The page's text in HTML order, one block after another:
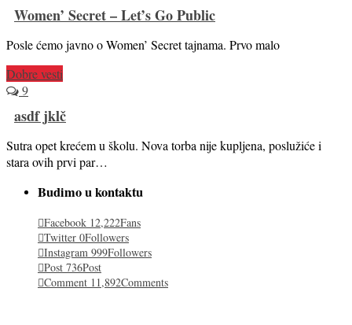
Women’ Secret – Let’s Go Public
Posle ćemo javno o Women’ Secret tajnama. Prvo malo
Dobre vesti
9
asdf jklč
Sutra opet krećem u školu. Nova torba nije kupljena, poslužiće i
stara ovih prvi par…
Budimo u kontaktu
Facebook 12,222Fans
Twitter 0Followers
Instagram 999Followers
Post 736Post
Comment 11,892Comments